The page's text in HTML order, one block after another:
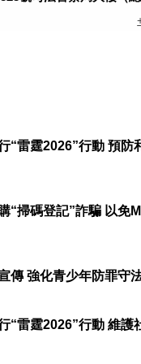
“雷霆2026”行動 預防
“掃碼登記”詐騙 以免
傳 強化青少年防罪守
“雷霆2026”行動 維護